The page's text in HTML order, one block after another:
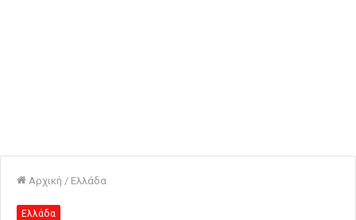
Αρχική / Ελλάδα
Ελλάδα